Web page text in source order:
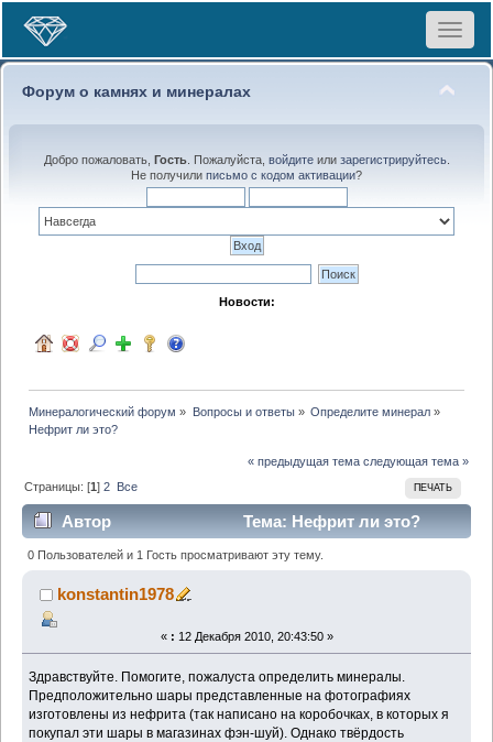
Toggle
Форум о камнях и минералах
Добро пожаловать, Гость. Пожалуйста, войдитеили зарегистрируйтесь.
Не получили письмо с кодом активации?
Новости:
Минералогический форум » Вопросы и ответы» Определите минерал»
Нефрит ли это?
« предыдущая тема следующая тема »
ПЕЧАТЬ
Страницы: [1]2 Все
Автор
Тема: Нефрит ли это?
(Прочитано 5347 раз)
0 Пользователей и 1 Гость просматривают эту тему.
konstantin1978
« : 12 Декабря 2010, 20:43:50 »
Здравствуйте. Помогите, пожалуста определить минералы.
Предположительно шары представленные на фотографиях
изготовлены из нефрита (так написано на коробочках, в которых я
покупал эти шары в магазинах фэн-шуй). Однако твёрдость